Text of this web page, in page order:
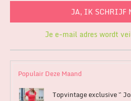
Je e-mail adres wordt
Populair Deze Maand
Topvintage exclusive ~